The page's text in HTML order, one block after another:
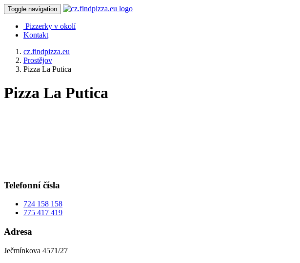
Toggle navigation
Pizzerky v okolí
Kontakt
cz.findpizza.eu
Prostějov
Pizza La Putica
Pizza La Putica
Telefonní čísla
724 158 158
775 417 419
Adresa
Ječmínkova 4571/27